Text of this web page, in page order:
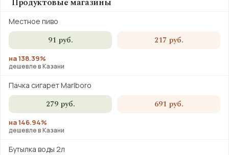
Местное пиво
91 руб. 217 руб.
на 138.39%
дешевле в Казани
Пачка сигарет Marlboro
279 руб. 691 руб.
на 146.94%
дешевле в Казани
Бутылка воды 2л